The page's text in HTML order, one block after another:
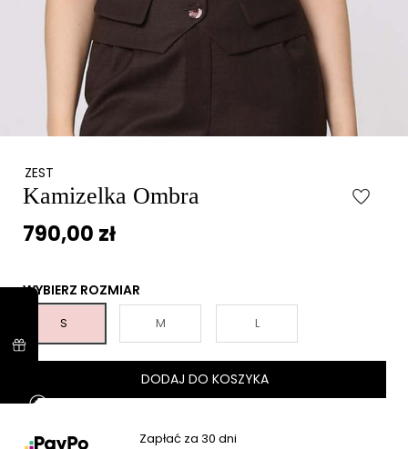
ZEST
Kamizelka Ombra
790,00 zł
WYBIERZ ROZMIAR
S M L
DODAJ DO KOSZYKA
Zapłać za 30 dni